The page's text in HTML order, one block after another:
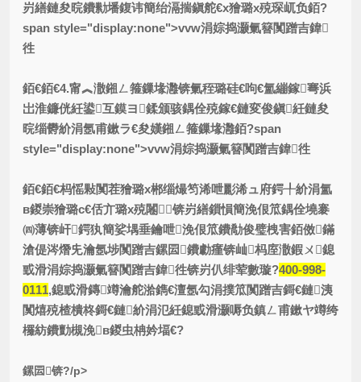
岃繕鏈夋晥鐨勬墦鍑讳簡绐滆揣鎭舵€х獪璐х殑琛屼负銆?
span style="display:none">vvw涓婃捣灏氭簮闃蹭吉鍏
徃
銆€銆€4.甯︽潵鎺ㄥ箍鏁堟灉锛氭秷璐硅€呴€氳繃鎵弿浜
岀淮鐮侊紝鍙互鏌ヨ鍒颁骇鍝佺殑鎵€鏈変俊鎭紝鏈夋
晥缁欎紒涓氬甫鏉ラ€夋嫨鎺ㄥ箍鏁堟灉銆?span
style="display:none">vvw涓婃捣灏氭簮闃蹭吉鍏徃
銆€銆€杩愮敤闃茬獪璐х郴缁熶笉浠呭彲浠ュ府鍔╀紒涓氳
в鍐崇獪璐с€佸亣璐х殑闂锛岃繕鎻愪簡浼佷笟鍝佺墝褰
㈣薄锛屽鍔犱簡娑堣垂鑰呭浼佷笟鐨勪俊璧栧害銆傚鏋
滄偍涔熸兂瀹氬埗闃蹭吉鏍囩鐨勮瘽锛屾杩庢潵鍜ㄨ鎴
戜滑涓婃捣灏氭簮闃蹭吉鍏徃锛岃仈绯荤數璇?400-998-
0111,鎴戜滑鏄竴瀹舵湁鐫€澶氬勾涓撲笟闃蹭吉鎶€鏈洟
闃熺殑楂樻柊鎶€鏈紒涓氾紝鎴戜滑灏嗕负鎮ㄥ甫鏉ヤ竴绔
欏紡鐨勯槻浼в鍐虫柟妗堛€?
鏍囩锛?/p>